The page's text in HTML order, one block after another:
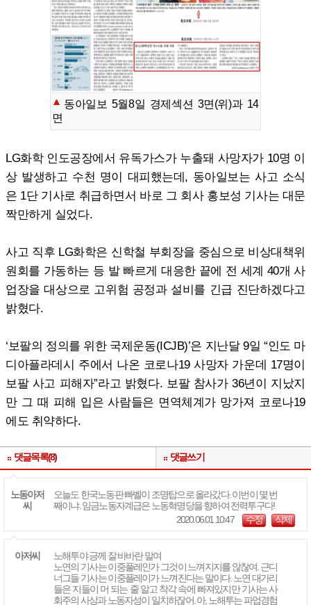
동아일보 5월8일 경제섹션 3면(위)과 14
면
LG화학 인도공장에서 유독가스가 누출돼 사망자가 10명 이
상 발생하고 수천 명이 대피했는데, 동아일보는 사고 소식
은 1단 기사로 취급하면서 바로 그 회사 홍보성 기사는 대문
짝만하게 실었다.
사고 직후 LG화학은 신학철 부회장을 중심으로 비상대책위
원회를 가동하는 등 발 빠르게 대응한 끝에 전 세계 40개 사
업장을 대상으로 고위험 공정과 설비를 긴급 진단하겠다고
밝혔다.
‘보팔의 정의를 위한 국제운동(ICJB)’은 지난달 9일 “인도 마
디아플라데시 주에서 나온 코로나19 사망자 가운데 17명이
보팔 사고 피해자”라고 밝혔다. 보팔 참사가 36년이 지났지
만 그 때 피해 입은 사람들은 면역체계가 망가져 코로나19
에도 취약하다.
댓글목록(8) 댓글쓰기
노동아저
씨
오늘도 한국노동판 빠벨이 조명탑으로 올라갔다. 이번이 몇 번
째이냐. 임금노동자계급은 노동혁명당을 향하여 전력투구다!
2020.06.01 10:47
수정 삭제
아저씨
노해투야 긍께 잘 바바란 말여
노연의 기사는 이중풀레인가 그것이 느껴지지를 않찮여. 근디
너그들 기사는 이중플레이가 느껴진다는 말이다. 노연 대가리
들은 지들이 머 되는 줄 알고 착각 속에 빠져있지만 기사는 사
회주의 사상과 노동자성이 일치하잖어. 아, 노해투는 파업경험